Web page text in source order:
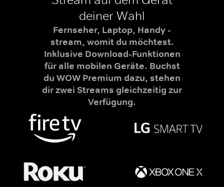
deiner Wahl
Fernseher, Laptop, Handy -
stream, womit du möchtest.
Inklusive Download-Funktionen
für alle mobilen Geräte. Buchst
du WOW Premium dazu, stehen
dir zwei Streams gleichzeitig zur
Verfügung.